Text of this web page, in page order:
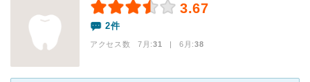
3.67
2件
アクセス数 7月:31 | 6月:38